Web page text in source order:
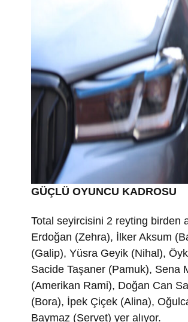
GÜÇLÜ OYUNCU KADROSU
Total seyircisini 2 reyting birden
Erdoğan (Zehra), İlker Aksum
(Galip), Yüsra Geyik (Nihal),
Sacide Taşaner (Pamuk), Sena
(Amerikan Rami), Doğan Can
(Bora), İpek Çiçek (Alina),
Baymaz (Servet) yer alıyor.